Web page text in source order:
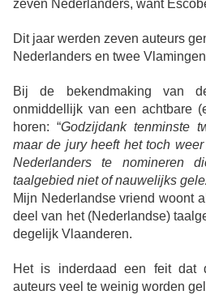
zeven Nederlanders, want
Dit jaar werden zeven auteurs
Nederlanders en twee
Bij de bekendmaking van
onmiddellijk van een achtbare
horen: “Godzijdank tenminste
maar de jury heeft het toch
Nederlanders te nomineren
taalgebied niet of nauwelijks
Mijn Nederlandse vriend woont
deel van het (Nederlandse)
degelijk Vlaanderen.
Het is inderdaad een feit dat
auteurs veel te weinig worden